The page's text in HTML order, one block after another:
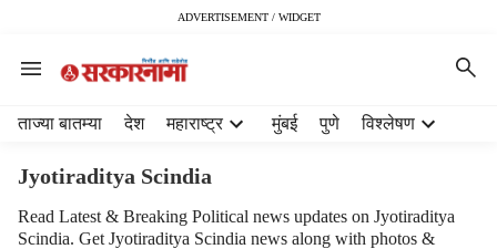
ADVERTISEMENT / WIDGET
ताज्या बातम्या देश महाराष्ट्र मुंबई पुणे विश्लेषण
Jyotiraditya Scindia
Read Latest & Breaking Political news updates on Jyotiraditya
Scindia. Get Jyotiraditya Scindia news along with photos &